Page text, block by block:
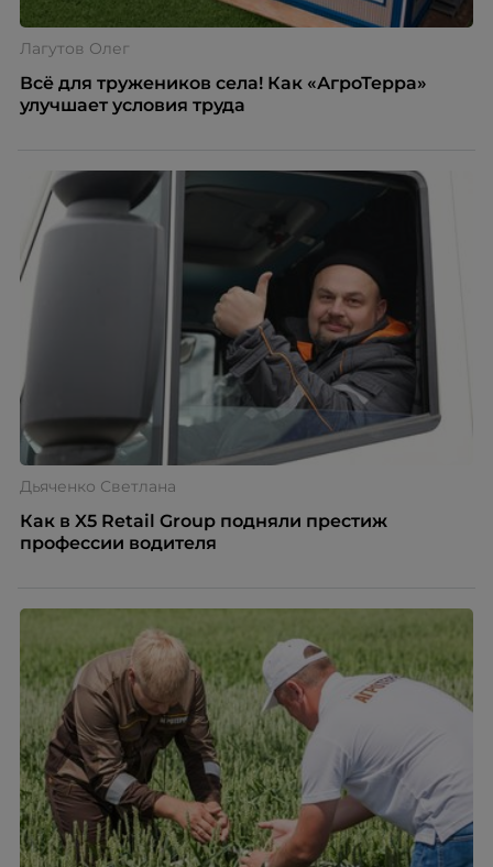
Лагутов Олег
Всё для тружеников села! Как «АгроТерра»
улучшает условия труда
Дьяченко Светлана
Как в X5 Retail Group подняли престиж
профессии водителя